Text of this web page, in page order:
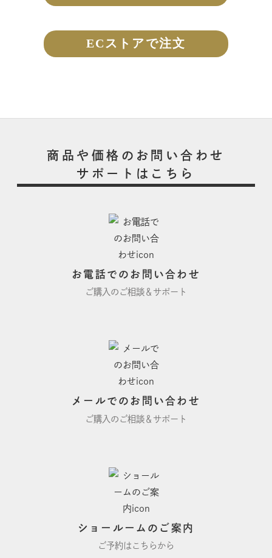
ECストアで注文
商品や価格のお問い合わせ
サポートはこちら
お電話でのお問い合わせ
ご購入のご相談＆サポート
メールでのお問い合わせ
ご購入のご相談＆サポート
ショールームのご案内
ご予約はこちらから